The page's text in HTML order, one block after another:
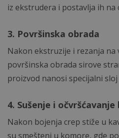
iz ekstrudera i postavlja ih
3. Površinska obrada
Nakon ekstruzije i rezanja na
površinska obrada sirove
proizvod nanosi specijalni
4. Sušenje i
Nakon bojenja crep stiže u
su smešteni u komore, gde